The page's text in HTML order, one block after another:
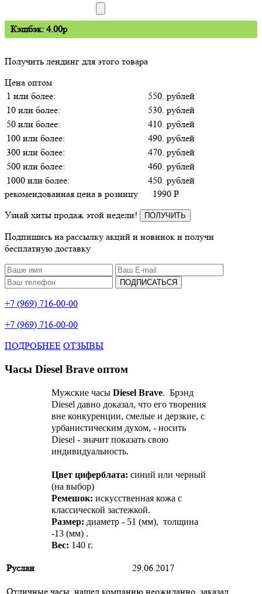
Кэшбэк: 4.00p
Получить лендинг для этого товара
Цена оптом
1 или более:
550. рублей
10 или более:
530. рублей
50 или более:
410. рублей
100 или более:
490. рублей
300 или более:
470. рублей
500 или более:
460. рублей
1000 или более:
450. рублей
рекомендованная цена в розницу
1990 P
Узнай хиты продаж этой недели!
ПОЛУЧИТЬ
Подпишись на рассылку акций и новинок и получи
бесплатную доставку
ПОДПИСАТЬСЯ
+7 (969) 716-00-00
+7 (969) 716-00-00
ПОДРОБНЕЕ ОТЗЫВЫ
Часы Diesel Brave оптом
Мужские часы Diesel Brave. Брэнд
Diesel давно доказал, что его творения
вне конкуренции, смелые и дерзкие, с
урбанистическим духом, - носить
Diesel - значит показать свою
индивидуальность.
Цвет циферблата: синий или черный
(на выбор)
Ремешок: искусственная кожа с
классической застежкой.
Размер: диаметр - 51 (мм), толщина
-13 (мм) .
Вес: 140 г.
Руслан 29.06.2017
Отличные часы, нашел компанию неожиданно, заказал